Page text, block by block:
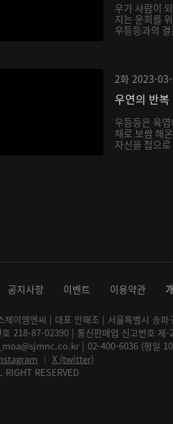
우가 사람이
지는 운희를
우등등과의
2화 2023-
우연의 반복
우등등은 육
채로 보쌈 해
자신을 첩으
공지사항 이벤트 이용약관
제이엠엔씨 | 대표 안해조 | 서울특별시 송
호 218-87-02390 | 통신판매업 신고번호 제
| 02-400-6036 (평일
│ X (twitter)
RIGHT RESERVED